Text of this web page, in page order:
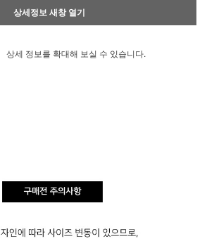
상세정보 새창 열기
상세 정보를 확대해 보실 수 있습니다.